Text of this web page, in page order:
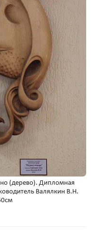
(дерево). Дипломная
Валялкин В.Н.